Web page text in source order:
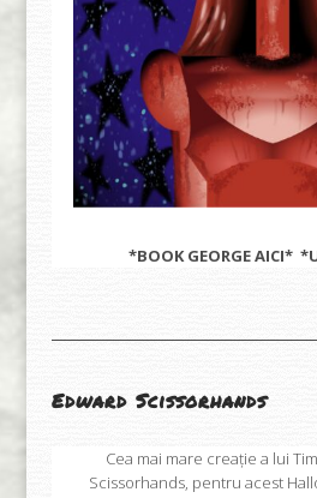
*BOOK GEORGEAICI*
Edward Scissorhands
Cea mai mare creație a lui
Scissorhands, pentru acest